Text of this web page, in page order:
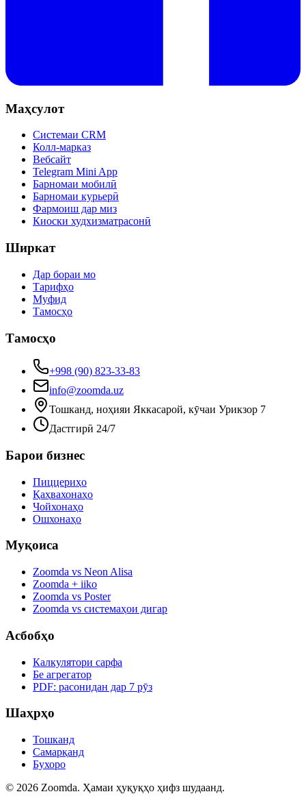
Маҳсулот
Системаи CRM
Колл-марказ
Вебсайт
Telegram Mini App
Барномаи мобилӣ
Барномаи курьерӣ
Фармоиш дар миз
Киоски худхизматрасонӣ
Ширкат
Дар бораи мо
Тарифҳо
Муфид
Тамосҳо
Тамосҳо
+998 (90) 823-33-83
info@zoomda.uz
Тошканд, ноҳияи Яккасарой, кӯчаи Урикзор 7
Дастгирӣ 24/7
Барои бизнес
Пиццериҳо
Қаҳвахонаҳо
Чойхонаҳо
Ошхонаҳо
Муқоиса
Zoomda vs Neon Alisa
Zoomda + iiko
Zoomda vs Poster
Zoomda vs системаҳои дигар
Асбобҳо
Калкулятори сарфа
Бе агрегатор
PDF: расонидан дар 7 рӯз
Шаҳрҳо
Тошканд
Самарқанд
Бухоро
© 2026 Zoomda. Ҳамаи ҳуқуқҳо ҳифз шудаанд.